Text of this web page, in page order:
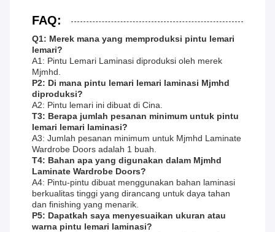
FAQ:
Q1: Merek mana yang memproduksi pintu lemari
lemari?
A1: Pintu Lemari Laminasi diproduksi oleh merek
Mjmhd.
P2: Di mana pintu lemari lemari laminasi Mjmhd
diproduksi?
A2: Pintu lemari ini dibuat di Cina.
T3: Berapa jumlah pesanan minimum untuk pintu
lemari lemari laminasi?
A3: Jumlah pesanan minimum untuk Mjmhd Laminate
Wardrobe Doors adalah 1 buah.
T4: Bahan apa yang digunakan dalam Mjmhd
Laminate Wardrobe Doors?
A4: Pintu-pintu dibuat menggunakan bahan laminasi
berkualitas tinggi yang dirancang untuk daya tahan
dan finishing yang menarik.
P5: Dapatkah saya menyesuaikan ukuran atau
warna pintu lemari laminasi?